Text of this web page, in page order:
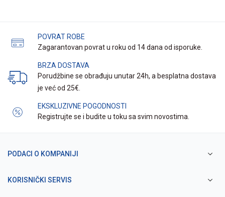
POVRAT ROBE
Zagarantovan povrat u roku od 14 dana od isporuke.
BRZA DOSTAVA
Porudžbine se obrađuju unutar 24h, a besplatna dostava
je već od 25€.
EKSKLUZIVNE POGODNOSTI
Registrujte se i budite u toku sa svim novostima.
PODACI O KOMPANIJI
KORISNIČKI SERVIS